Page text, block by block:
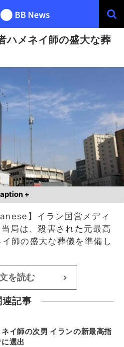
ハメネイ師の盛大な葬
+
】イラン国営メディ
局は、殺害された元最高
師の盛大な葬儀を準備し
を読む >
連記事
イ師の次男 イランの新最高指
選出